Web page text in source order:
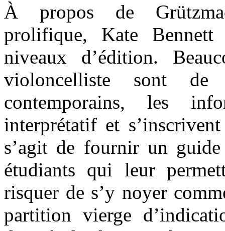
À propos de
prolifique, Kate Bennett
niveaux d’édition.
violoncelliste sont
contemporains, les
interprétatif et
s’agit de fournir un
étudiants qui leur
risquer de s’y noyer
partition vierge